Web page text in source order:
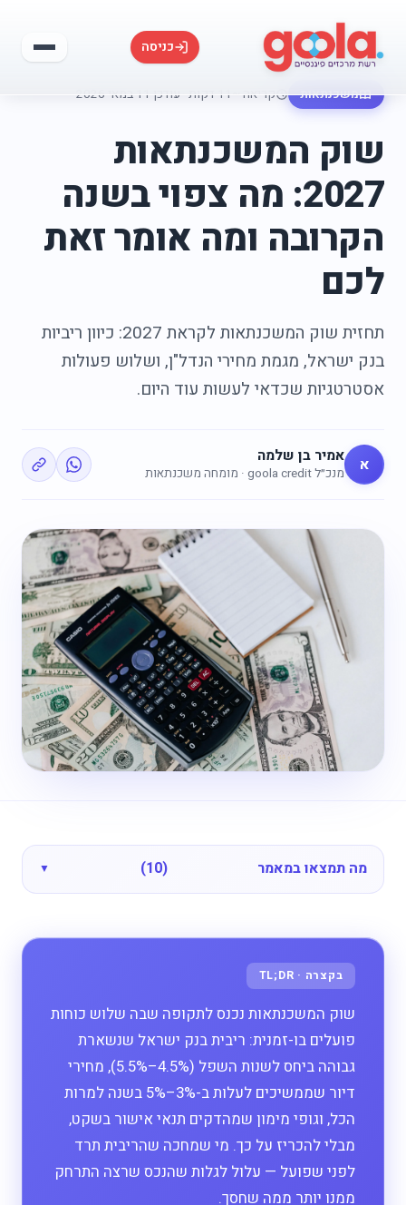
כניסה
משכנתאות קריאה ~11 דקות עודכן 11 במאי 2026
שוק המשכנתאות
2027: מה צפוי בשנה
הקרובה ומה אומר זאת
לכם
תחזית שוק המשכנתאות לקראת 2027: כיוון ריביות
בנק ישראל, מגמת מחירי הנדל"ן, ושלוש פעולות
אסטרטגיות שכדאי לעשות עוד היום.
א אמיר בן שלמה
מנכ״ל goola credit · מומחה משכנתאות
מה תמצאו במאמר (10)
שוק המשכנתאות נכנס לתקופה שבה שלוש כוחות
פועלים בו-זמנית: ריבית בנק ישראל שנשארת
גבוהה ביחס לשנות השפל (4.5%–5.5%), מחירי
דיור שממשיכים לעלות ב-3%–5% בשנה למרות
הכל, וגופי מימון שמהדקים תנאי אישור בשקט,
מבלי להכריז על כך. מי שמחכה שהריבית תרד
לפני שפועל — עלול לגלות שהנכס שרצה התרחק
ממנו יותר ממה שחסך.